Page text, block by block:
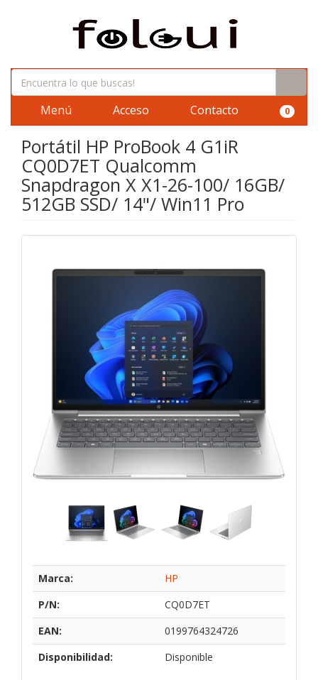
Menú Acceso Contacto 0
Portátil HP ProBook 4 G1iR
CQ0D7ET Qualcomm
Snapdragon X X1-26-100/ 16GB/
512GB SSD/ 14"/ Win11 Pro
Marca:
HP
P/N:
CQ0D7ET
EAN:
0199764324726
Disponibilidad:
Disponible